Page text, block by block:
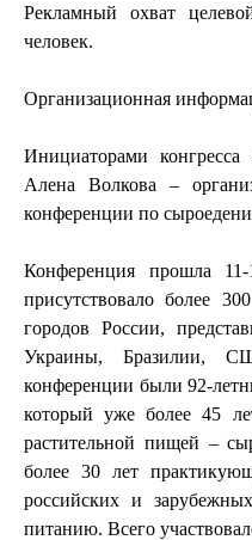
Рекламный охват
человек.
Организационная
Инициаторами
Алена Волкова –
конференции по
Конференция прошла
присутствовало более
городов России,
Украины, Бразилии,
конференции были 92-
который уже более 45
растительной пищей –
более 30 лет
российских и
питанию. Всего